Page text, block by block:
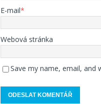
E-mail*
Webová stránka
Save my name, email,